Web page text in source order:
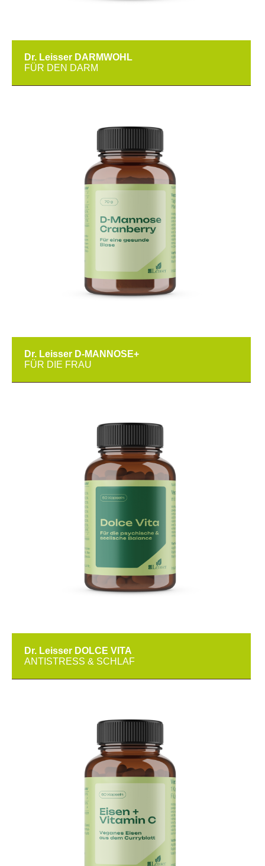
Dr. Leisser DARMWOHL
FÜR DEN DARM
Dr. Leisser D-MANNOSE+
FÜR DIE FRAU
Dr. Leisser DOLCE VITA
ANTISTRESS & SCHLAF